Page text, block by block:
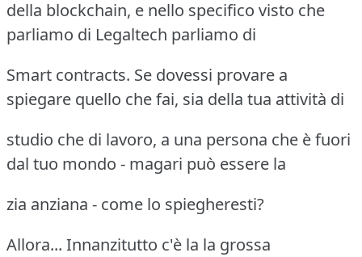
della blockchain, e nello specifico visto che
parliamo di Legaltech parliamo di
Smart contracts. Se dovessi provare a
spiegare quello che fai, sia della tua attività di
studio che di lavoro, a una persona che è fuori
dal tuo mondo - magari può essere la
zia anziana - come lo spiegheresti?
Allora... Innanzitutto c'è la la grossa